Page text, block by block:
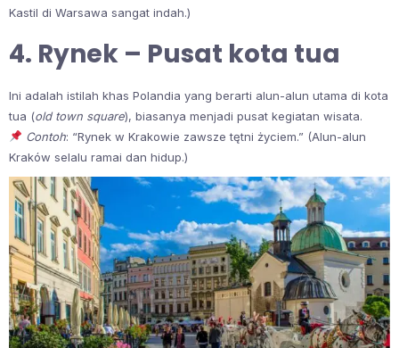
Kastil di Warsawa sangat indah.)
4. Rynek – Pusat kota tua
Ini adalah istilah khas Polandia yang berarti alun-alun utama di kota
tua (old town square), biasanya menjadi pusat kegiatan wisata.
Contoh: “Rynek w Krakowie zawsze tętni życiem.” (Alun-alun
Kraków selalu ramai dan hidup.)